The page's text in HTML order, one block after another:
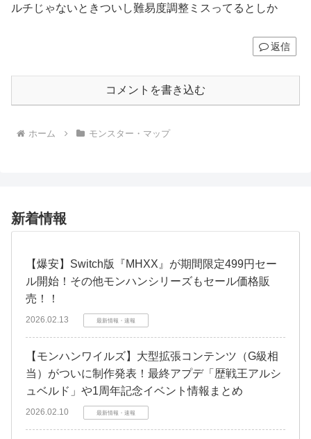
ルチじゃないときついし難易度調整ミスってるとしか
返信
コメントを書き込む
ホーム モンスター・マップ
新着情報
【爆安】Switch版『MHXX』が期間限定499円セー
ル開始！その他モンハンシリーズもセール価格販
売！！
2026.02.13 最新情報・速報
【モンハンワイルズ】大型拡張コンテンツ（G級相
当）がついに制作発表！最終アプデ「歴戦王アルシ
ュベルド」や1周年記念イベント情報まとめ
2026.02.10 最新情報・速報